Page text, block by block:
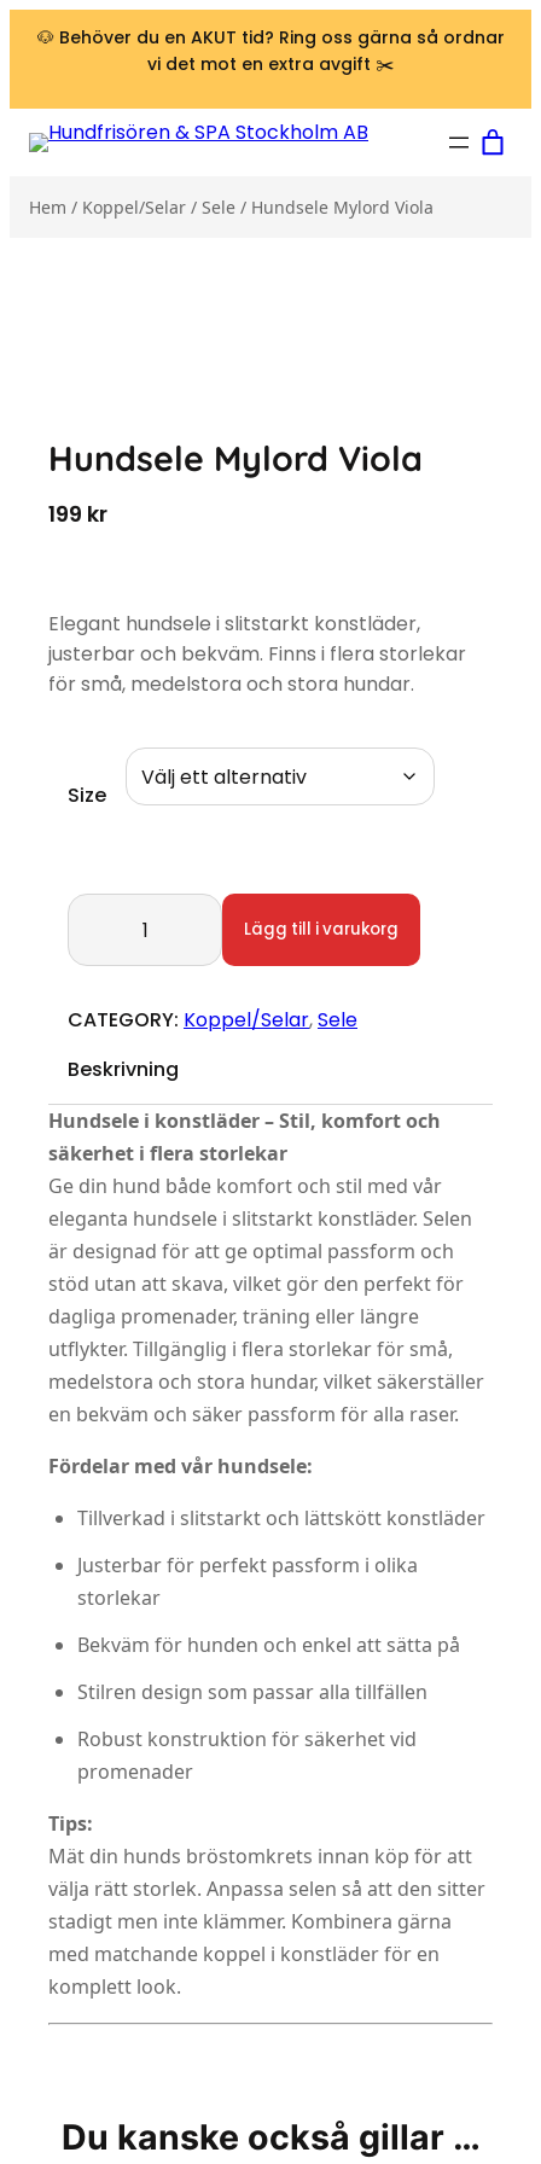
Hoppa till innehåll
🐶 Behöver du en AKUT tid? Ring oss gärna så ordnar
vi det mot en extra avgift ✂️
Hem / Koppel/Selar / Sele / Hundsele Mylord Viola
Hundsele Mylord Viola
199 kr
Elegant hundsele i slitstarkt konstläder,
justerbar och bekväm. Finns i flera storlekar
för små, medelstora och stora hundar.
Size
Hundsele Mylord Viola mängd
Lägg till i varukorg
CATEGORY: Koppel/Selar, Sele
Beskrivning
Hundsele i konstläder – Stil, komfort och
säkerhet i flera storlekar
Ge din hund både komfort och stil med vår
eleganta hundsele i slitstarkt konstläder. Selen
är designad för att ge optimal passform och
stöd utan att skava, vilket gör den perfekt för
dagliga promenader, träning eller längre
utflykter. Tillgänglig i flera storlekar för små,
medelstora och stora hundar, vilket säkerställer
en bekväm och säker passform för alla raser.
Fördelar med vår hundsele:
Tillverkad i slitstarkt och lättskött konstläder
Justerbar för perfekt passform i olika
storlekar
Bekväm för hunden och enkel att sätta på
Stilren design som passar alla tillfällen
Robust konstruktion för säkerhet vid
promenader
Tips:
Mät din hunds bröstomkrets innan köp för att
välja rätt storlek. Anpassa selen så att den sitter
stadigt men inte klämmer. Kombinera gärna
med matchande koppel i konstläder för en
komplett look.
Du kanske också gillar …